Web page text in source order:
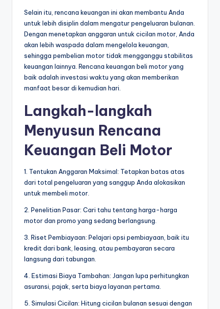
Selain itu, rencana keuangan ini akan membantu Anda
untuk lebih disiplin dalam mengatur pengeluaran bulanan.
Dengan menetapkan anggaran untuk cicilan motor, Anda
akan lebih waspada dalam mengelola keuangan,
sehingga pembelian motor tidak mengganggu stabilitas
keuangan lainnya. Rencana keuangan beli motor yang
baik adalah investasi waktu yang akan memberikan
manfaat besar di kemudian hari.
Langkah-langkah
Menyusun Rencana
Keuangan Beli Motor
1. Tentukan Anggaran Maksimal: Tetapkan batas atas
dari total pengeluaran yang sanggup Anda alokasikan
untuk membeli motor.
2. Penelitian Pasar: Cari tahu tentang harga-harga
motor dan promo yang sedang berlangsung.
3. Riset Pembiayaan: Pelajari opsi pembiayaan, baik itu
kredit dari bank, leasing, atau pembayaran secara
langsung dari tabungan.
4. Estimasi Biaya Tambahan: Jangan lupa perhitungkan
asuransi, pajak, serta biaya layanan pertama.
5. Simulasi Cicilan: Hitung cicilan bulanan sesuai dengan